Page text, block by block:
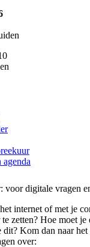
agenda
voor digitale vragen
internet of met je
zetten? Hoe moet
dit? Kom dan naar
over: